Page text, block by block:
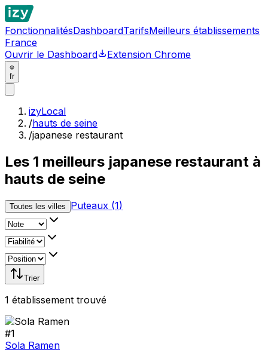
FonctionnalitésDashboardTarifsMeilleurs établissements
France
Ouvrir le Dashboard
Extension Chrome
fr
izyLocal
/hauts de seine
/japanese restaurant
Les 1 meilleurs japanese restaurant à
hauts de seine
Toutes les villes Puteaux (1)
Trier
1 établissement trouvé
#1
Sola Ramen